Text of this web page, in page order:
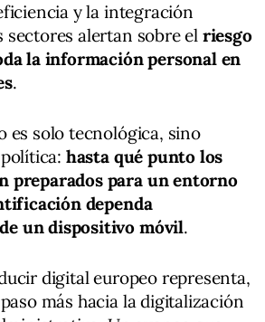
y la integración
sectores alertan sobre el riesgo
la información personal en
.
es solo tecnológica, sino
hasta qué punto los
preparados para un entorno
dependa
un dispositivo móvil.
digital europeo representa,
más hacia la digitalización